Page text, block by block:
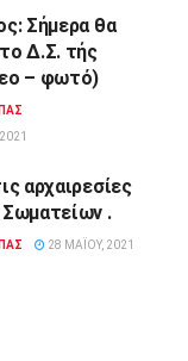
Σήμερα θα
Δ.Σ. τής
– φωτό)
αρχαιρεσίες
.
28 ΜΑΪ́ΟΥ, 2021